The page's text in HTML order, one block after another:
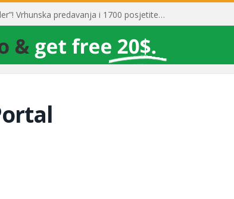
Toni Milun postao “milijarder”! Vrhunska predavanja i 1700 posjetitelja obilježili su mjesec financijske pismenosti